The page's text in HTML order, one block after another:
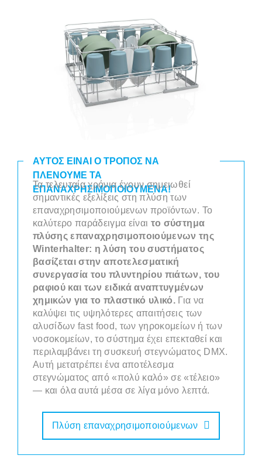
ΑΥΤΌΣ ΕΊΝΑΙ Ο ΤΡΌΠΟΣ ΝΑ
ΠΛΈΝΟΥΜΕ ΤΑ
ΕΠΑΝΑΧΡΗΣΙΜΟΠΟΙΟΎΜΕΝΑ!
Τα τελευταία χρόνια έχουν σημειωθεί
σημαντικές εξελίξεις στη πλύση των
επαναχρησιμοποιούμενων προϊόντων. Το
καλύτερο παράδειγμα είναι το σύστημα
πλύσης επαναχρησιμοποιούμενων της
Winterhalter: η λύση του συστήματος
βασίζεται στην αποτελεσματική
συνεργασία του πλυντηρίου πιάτων, του
ραφιού και των ειδικά αναπτυγμένων
χημικών για το πλαστικό υλικό. Για να
καλύψει τις υψηλότερες απαιτήσεις των
αλυσίδων fast food, των γηροκομείων ή των
νοσοκομείων, το σύστημα έχει επεκταθεί και
περιλαμβάνει τη συσκευή στεγνώματος DMX.
Αυτή μετατρέπει ένα αποτέλεσμα
στεγνώματος από «πολύ καλό» σε «τέλειο»
— και όλα αυτά μέσα σε λίγα μόνο λεπτά.
Πλύση επαναχρησιμοποιούμενων